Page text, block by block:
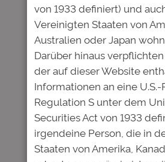
Deine E-Mail-Adresse
veröffentlicht.
sind mit*markiert
Kommentar*
von 1933 definiert) und
Vereinigten Staaten von
Australien oder Japan
Darüber hinaus
der auf dieser Website
Informationen an eine
Regulation S unter dem
Securities Act von 1933
irgendeine Person, die in
Staaten von Amerika,